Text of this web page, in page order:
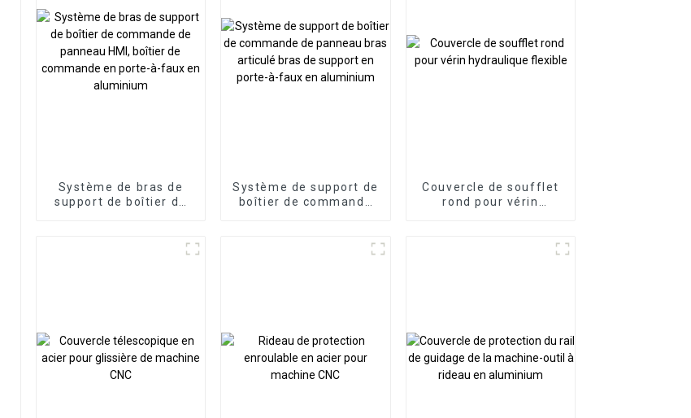
Système de bras de
support de boîtier de
Système de support de
boîtier de commande
Couvercle de soufflet
rond pour vérin